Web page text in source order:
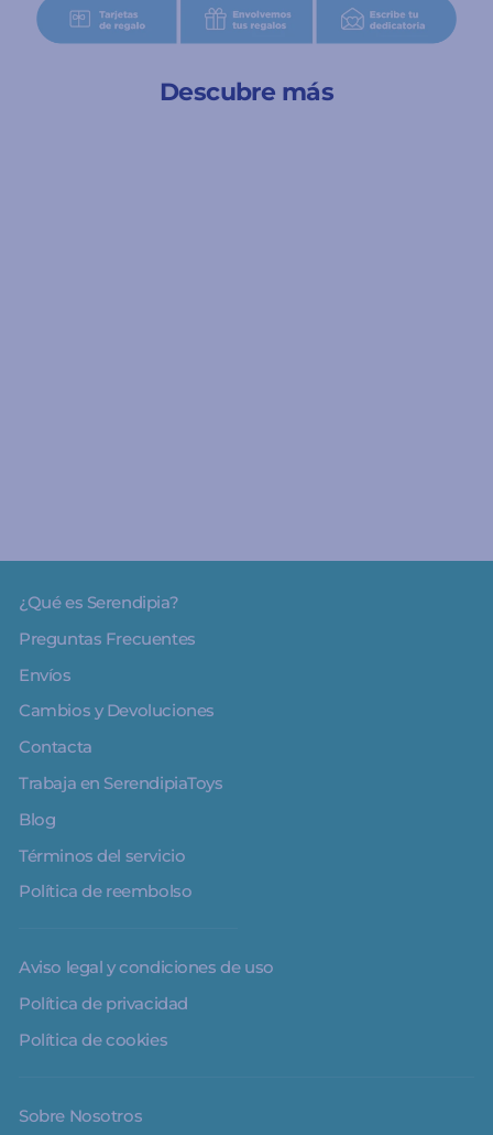
Descubre más
¿Qué es Serendipia?
Preguntas Frecuentes
Envíos
Cambios y Devoluciones
Contacta
Trabaja en SerendipiaToys
Blog
Términos del servicio
Política de reembolso
Aviso legal y condiciones de uso
Política de privacidad
Política de cookies
Sobre Nosotros